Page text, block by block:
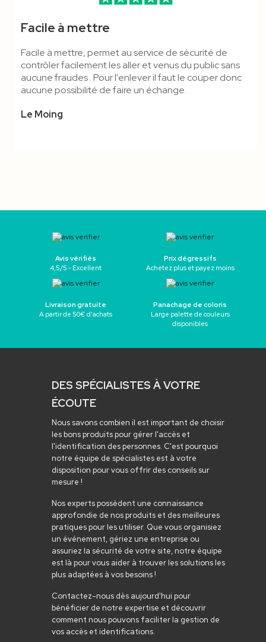
Facile à mettre
Facile à mettre, permet au service de sécurité de
contrôler facilement les aller et venus du public sans
aucune fraudes . Pour l'enlever il faut le couper donc
aucune possibilité de faire un échange.
Le Moing
Avis vérifiés
4,5/5 - Excellent
Prix dégressifs
Achetez plus et payez moins
Livraison gratuite
A partir de 50€ d’achats
Panachage de coloris
Large palette de couleurs
disponibles
DES SPÉCIALISTES À VOTRE
ÉCOUTE
Nous savons combien il est important de choisir
les bons produits pour gérer l'accès et
l'identification des personnes. C'est pourquoi
notre équipe de spécialistes est à votre
disposition pour vous offrir des conseils sur
mesure !
Nos experts possèdent une connaissance
approfondie de nos produits et des meilleures
pratiques pour les utiliser. Que vous organisiez
un événement, gériez une entreprise ou
assuriez la sécurité de votre site, notre équipe
est là pour vous aider à trouver les solutions les
plus adaptées à vos besoins !
Contactez-nous dès aujourd'hui pour
bénéficier de notre expertise et découvrir
comment nous pouvons faciliter la gestion de
vos accès et identifications.